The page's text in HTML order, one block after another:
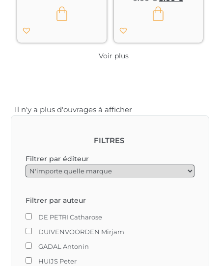
FILTRES
Filtrer par éditeur
Filtrer par auteur
DE PETRI Catharose
DUIVENVOORDEN Mirjam
GADAL Antonin
HUIJS Peter
qui n’ont pas du tout
disparu, et qui ne
font pas partie du
plan. Ils nous
occupés.
possibilité que nous
un champ
Voir plus
Il n'y a plus d'ouvrages à afficher